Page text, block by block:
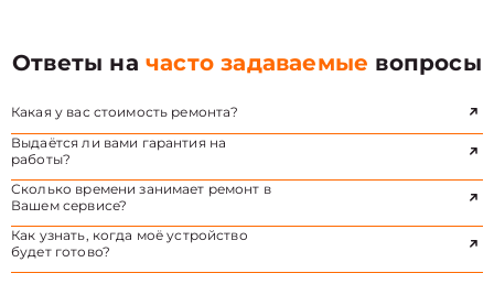
Ответы начасто задаваемые вопросы
Какая у вас стоимость ремонта?
Выдаётся ли вами гарантия на
работы?
Сколько времени занимает ремонт в
Вашем сервисе?
Как узнать, когда моё устройство
будет готово?